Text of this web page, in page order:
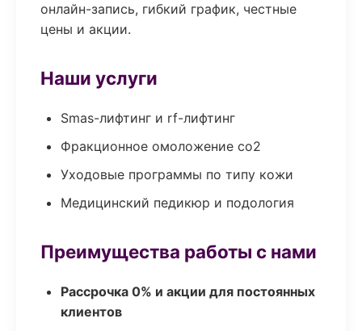
онлайн-запись, гибкий график, честные
цены и акции.
Наши услуги
Smas-лифтинг и rf-лифтинг
Фракционное омоложение co2
Уходовые программы по типу кожи
Медицинский педикюр и подология
Преимущества работы с нами
Рассрочка 0% и акции для постоянных
клиентов